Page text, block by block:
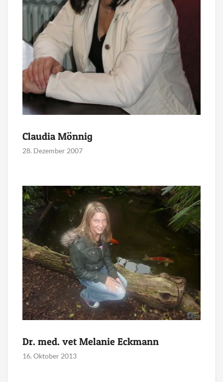
Claudia Mönnig
28. Dezember 2007
Dr. med. vet Melanie Eckmann
16. Oktober 2013